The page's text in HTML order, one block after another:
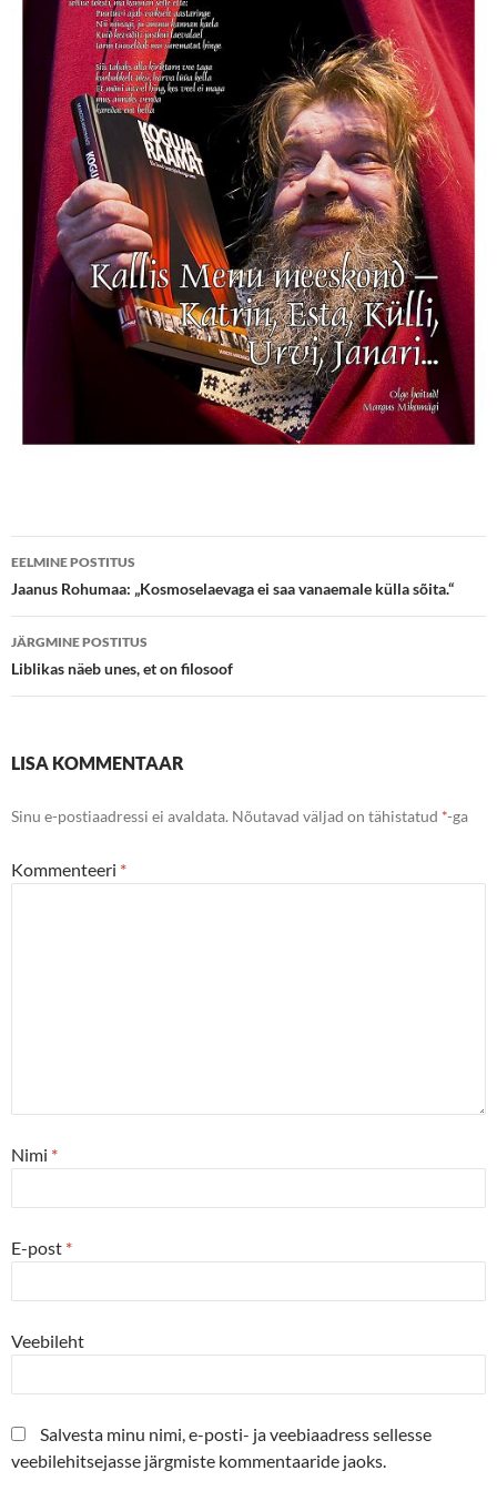
Postituste
töölaud
EELMINE POSTITUS
Jaanus Rohumaa: „Kosmoselaevaga ei saa vanaemale külla sõita.“
JÄRGMINE POSTITUS
Liblikas näeb unes, et on filosoof
LISA KOMMENTAAR
Sinu e-postiaadressi ei avaldata. Nõutavad väljad on tähistatud *-ga
Kommenteeri *
Nimi *
E-post *
Veebileht
Salvesta minu nimi, e-posti- ja veebiaadress sellesse
veebilehitsejasse järgmiste kommentaaride jaoks.